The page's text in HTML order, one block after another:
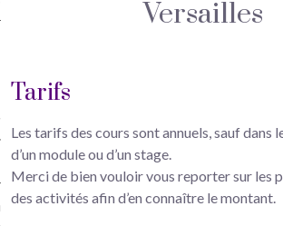
à Versailles
Versailles
Tarifs
Les tarifs des cours sont annuels, sauf dans
d’un module ou d’un stage.
Merci de bien vouloir vous reporter sur les
des activités afin d’en connaître le montant.